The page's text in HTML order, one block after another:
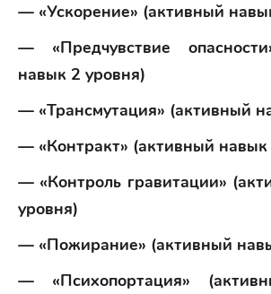
— «Ускорение» (активный
— «Предчувствие
навык 2 уровня)
— «Трансмутация» (активный
— «Контракт» (активный навык
— «Контроль гравитации»
уровня)
— «Пожирание» (активный
— «Психопортация»